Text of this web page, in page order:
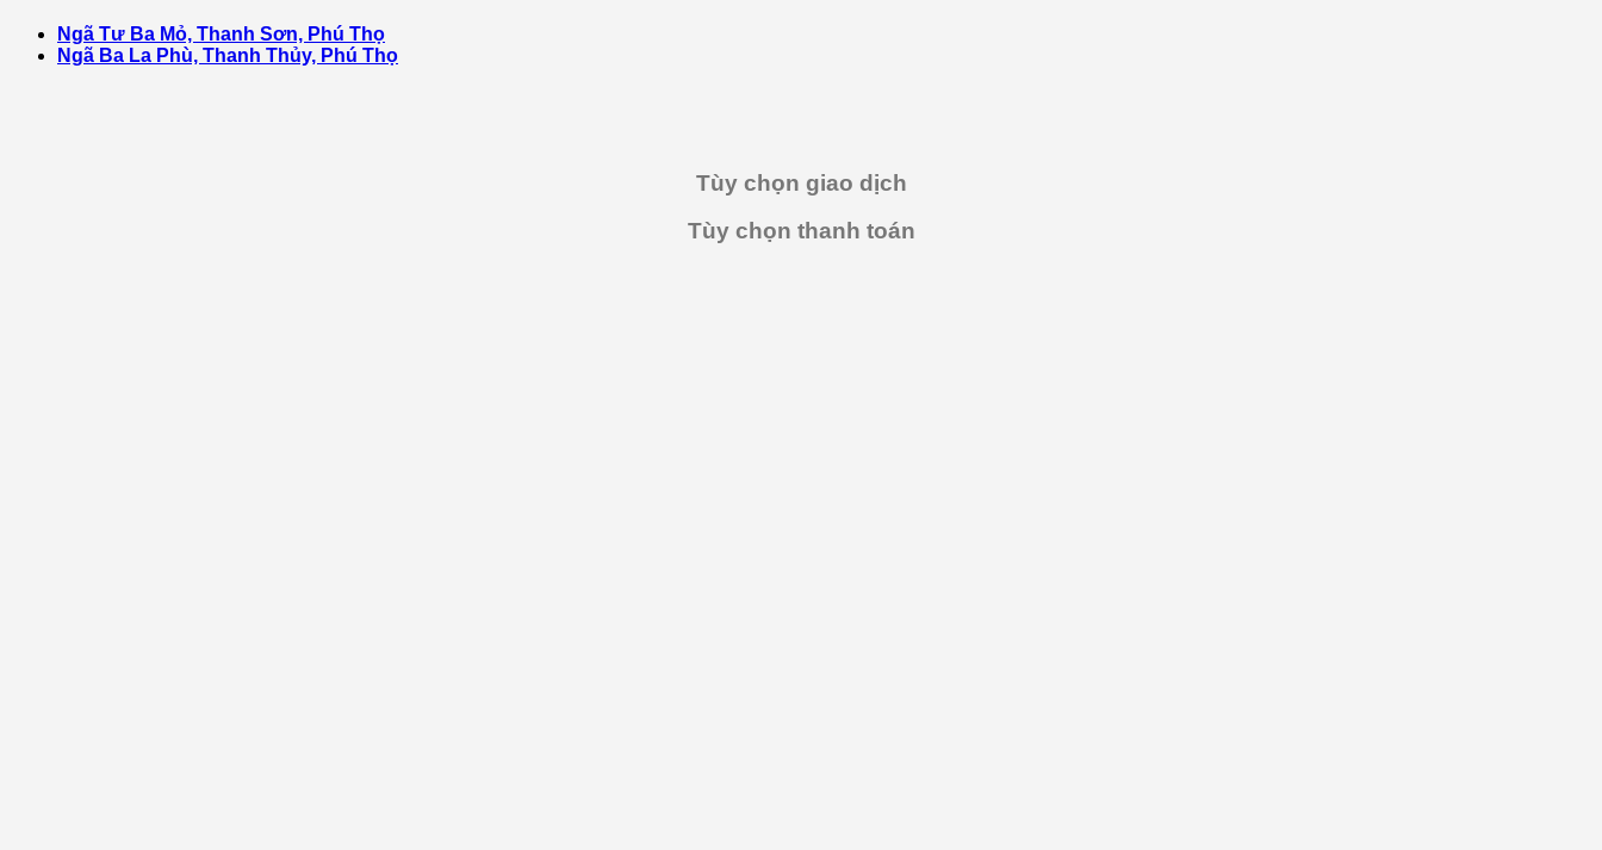
Ngã Tư Ba Mỏ, Thanh Sơn, Phú Thọ
Ngã Ba La Phù, Thanh Thủy, Phú Thọ
Tùy chọn giao dịch
Tùy chọn thanh toán